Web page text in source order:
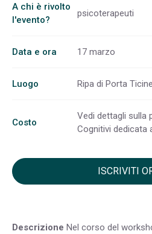
A chi è rivolto
l'evento?
psicoterapeuti
Data e ora 17 marzo
Luogo Ripa di Porta
Costo
Vedi dettagli sulla
Cognitivi dedicata
ISCRIVITI
Descrizione Nel corso del